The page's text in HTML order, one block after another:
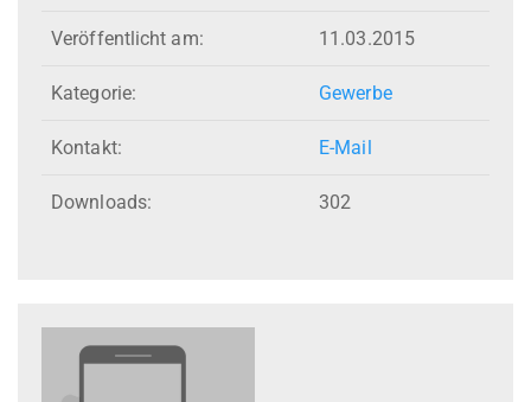
Veröffentlicht am: 11.03.2015
Kategorie: Gewerbe
Kontakt: E-Mail
Downloads: 302